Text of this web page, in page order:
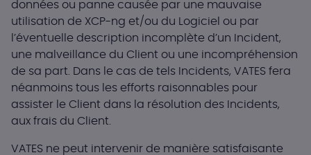
données ou panne causée par une mauvaise
utilisation de XCP-ng et/ou du Logiciel ou par
l’éventuelle description incomplète d’un Incident,
une malveillance du Client ou une incompréhension
de sa part. Dans le cas de tels Incidents, VATES fera
néanmoins tous les efforts raisonnables pour
assister le Client dans la résolution des Incidents,
aux frais du Client.
VATES ne peut intervenir de manière satisfaisante